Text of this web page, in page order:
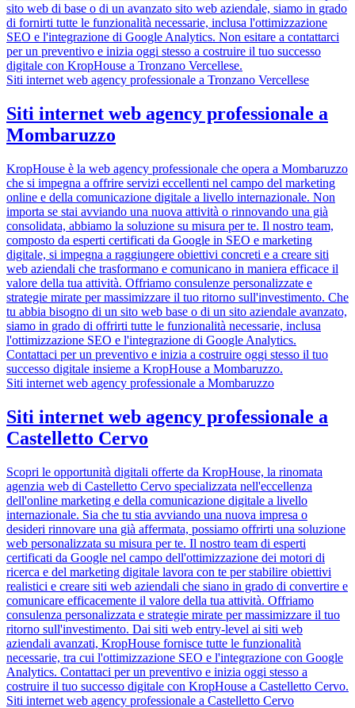
sito web di base o di un avanzato sito web aziendale, siamo in grado
di fornirti tutte le funzionalità necessarie, inclusa l'ottimizzazione
SEO e l'integrazione di Google Analytics. Non esitare a contattarci
per un preventivo e inizia oggi stesso a costruire il tuo successo
digitale con KropHouse a Tronzano Vercellese.
Siti internet web agency professionale a Tronzano Vercellese
Siti internet web agency professionale a
Mombaruzzo
KropHouse è la web agency professionale che opera a Mombaruzzo
che si impegna a offrire servizi eccellenti nel campo del marketing
online e della comunicazione digitale a livello internazionale. Non
importa se stai avviando una nuova attività o rinnovando una già
consolidata, abbiamo la soluzione su misura per te. Il nostro team,
composto da esperti certificati da Google in SEO e marketing
digitale, si impegna a raggiungere obiettivi concreti e a creare siti
web aziendali che trasformano e comunicano in maniera efficace il
valore della tua attività. Offriamo consulenze personalizzate e
strategie mirate per massimizzare il tuo ritorno sull'investimento. Che
tu abbia bisogno di un sito web base o di un sito aziendale avanzato,
siamo in grado di offrirti tutte le funzionalità necessarie, inclusa
l'ottimizzazione SEO e l'integrazione di Google Analytics.
Contattaci per un preventivo e inizia a costruire oggi stesso il tuo
successo digitale insieme a KropHouse a Mombaruzzo.
Siti internet web agency professionale a Mombaruzzo
Siti internet web agency professionale a
Castelletto Cervo
Scopri le opportunità digitali offerte da KropHouse, la rinomata
agenzia web di Castelletto Cervo specializzata nell'eccellenza
dell'online marketing e della comunicazione digitale a livello
internazionale. Sia che tu stia avviando una nuova impresa o
desideri rinnovare una già affermata, possiamo offrirti una soluzione
web personalizzata su misura per te. Il nostro team di esperti
certificati da Google nel campo dell'ottimizzazione dei motori di
ricerca e del marketing digitale lavora con te per stabilire obiettivi
realistici e creare siti web aziendali che siano in grado di convertire e
comunicare efficacemente il valore della tua attività. Offriamo
consulenza personalizzata e strategie mirate per massimizzare il tuo
ritorno sull'investimento. Dai siti web entry-level ai siti web
aziendali avanzati, KropHouse fornisce tutte le funzionalità
necessarie, tra cui l'ottimizzazione SEO e l'integrazione con Google
Analytics. Contattaci per un preventivo e inizia oggi stesso a
costruire il tuo successo digitale con KropHouse a Castelletto Cervo.
Siti internet web agency professionale a Castelletto Cervo